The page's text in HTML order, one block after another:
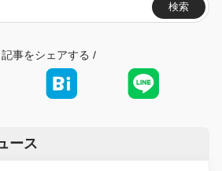
検索
記事をシェアする /
ース